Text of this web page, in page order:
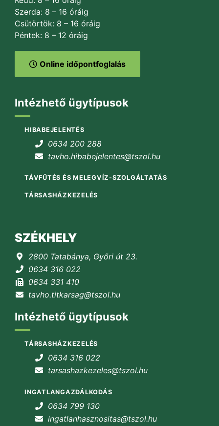
Szerda: 8 – 16 óráig
Csütörtök: 8 – 16 óráig
Péntek: 8 – 12 óráig
Online időpontfoglalás
Intézhető ügytípusok
HIBABEJELENTÉS
0634 200 288
tavho.hibabejelentes@tszol.hu
TÁVFŰTÉS ÉS MELEGVÍZ-SZOLGÁLTATÁS
TÁRSASHÁZKEZELÉS
SZÉKHELY
2800 Tatabánya, Győri út 23.
0634 316 022
0634 331 410
tavho.titkarsag@tszol.hu
Intézhető ügytípusok
TÁRSASHÁZKEZELÉS
0634 316 022
tarsashazkezeles@tszol.hu
INGATLANGAZDÁLKODÁS
0634 799 130
ingatlanhasznositas@tszol.hu